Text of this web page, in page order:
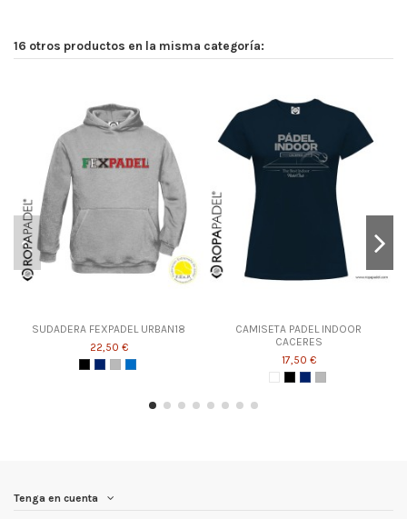
16 otros productos en la misma categoría:
SUDADERA FEXPADEL URBAN18
22,50 €
CAMISETA PADEL INDOOR
CACERES
17,50 €
Tenga en cuenta